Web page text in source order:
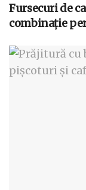
Fursecuri de
combinație